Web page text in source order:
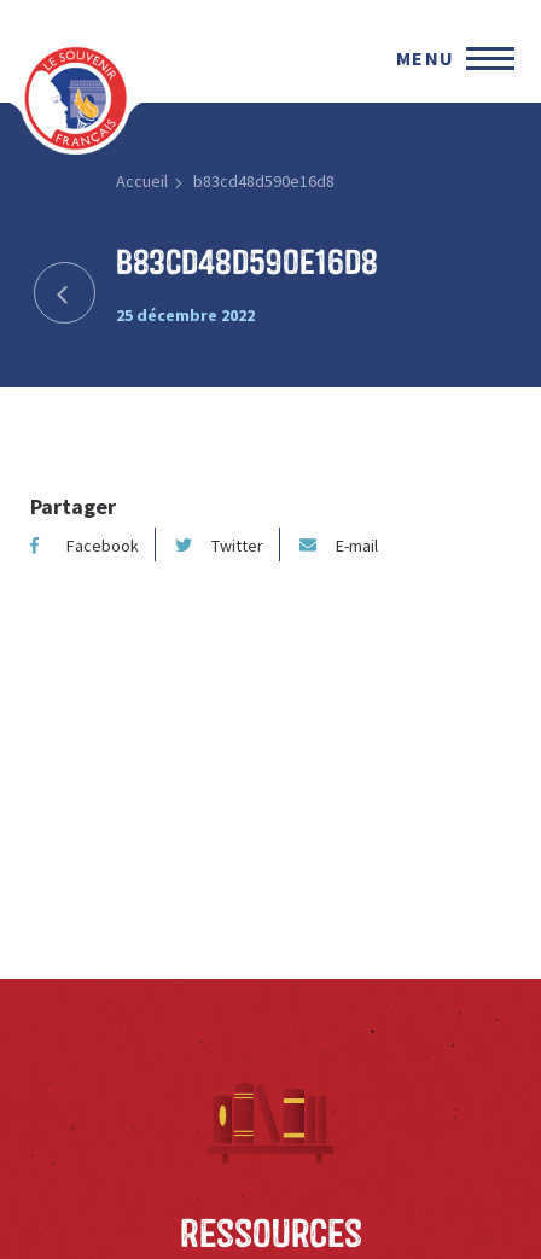
MENU
Accueil b83cd48d590e16d8
b83cd48d590e16d8
25 décembre 2022
Partager
Facebook Twitter E-mail
Ressources